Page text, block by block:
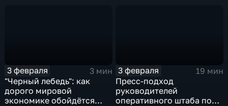
3 февраля
3 мин
"Черный лебедь": как
дорого мировой
экономике обойдётся
3 февраля
19 мин
Пресс-подход
руководителей
оперативного штаба по